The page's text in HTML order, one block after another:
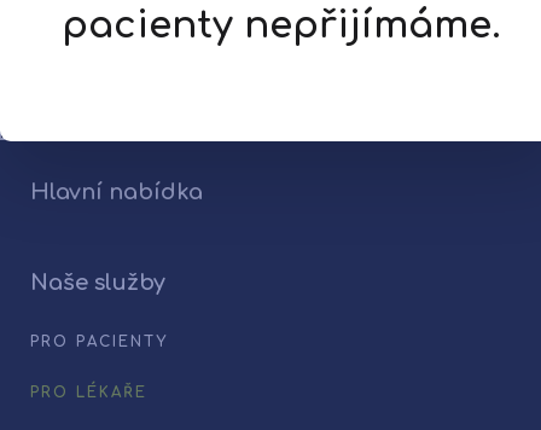
alternativní
[forms ID=2]
Hlavní nabídka
Naše služby
PRO PACIENTY
PRO LÉKAŘE
pacienty nepřijímáme.